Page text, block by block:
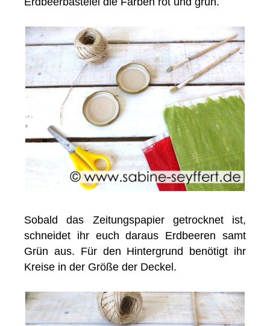
Sobald das Zeitungspapier getrocknet ist,
schneidet ihr euch daraus Erdbeeren samt
Grün aus. Für den Hintergrund benötigt ihr
Kreise in der Größe der Deckel.